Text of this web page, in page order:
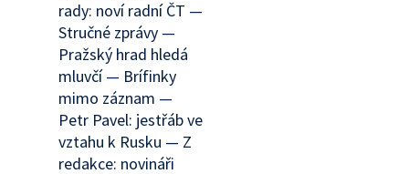
rady: noví radní ČT —
Stručné zprávy —
Pražský hrad hledá
mluvčí — Brífinky
mimo záznam —
Petr Pavel: jestřáb ve
vztahu k Rusku — Z
redakce: novináři